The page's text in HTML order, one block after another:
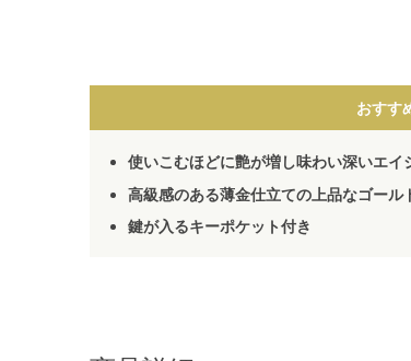
おすす
使いこむほどに艶が増し味わい深いエイ
高級感のある薄金仕立ての上品なゴール
鍵が入るキーポケット付き